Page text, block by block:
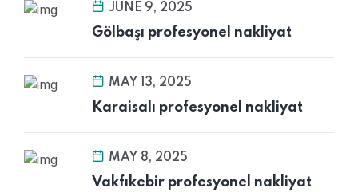
JUNE 9, 2025
Gölbaşı profesyonel nakliyat
MAY 13, 2025
Karaisalı profesyonel nakliyat
MAY 8, 2025
Vakfıkebir profesyonel nakliyat